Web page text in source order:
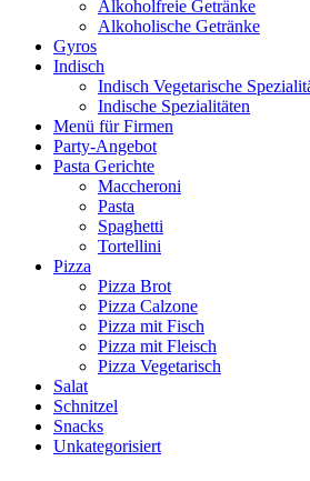
können
auf
gewählt
werden
Alkoholfreie Getränke
Alkoholische Getränke
Gyros
Indisch
Indisch Vegetarische
Indische Spezialitäten
Menü für Firmen
Party-Angebot
Pasta Gerichte
Maccheroni
Pasta
Spaghetti
Tortellini
Pizza
Pizza Brot
Pizza Calzone
Pizza mit Fisch
Pizza mit Fleisch
Pizza Vegetarisch
Salat
Schnitzel
Snacks
Unkategorisiert